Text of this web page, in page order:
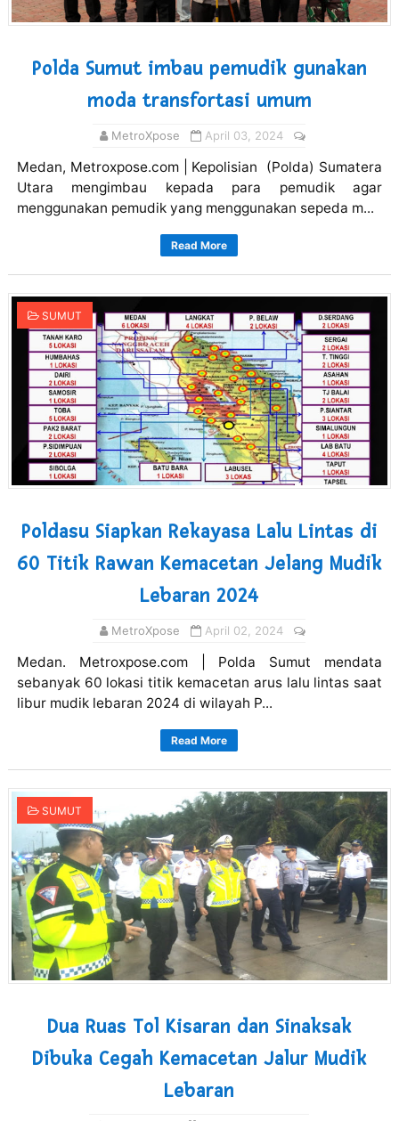
Polda Sumut imbau pemudik gunakan
moda transfortasi umum
MetroXpose April 03, 2024
Medan, Metroxpose.com | Kepolisian (Polda) Sumatera
Utara mengimbau kepada para pemudik agar
menggunakan pemudik yang menggunakan sepeda m...
Read More
SUMUT
Poldasu Siapkan Rekayasa Lalu Lintas di
60 Titik Rawan Kemacetan Jelang Mudik
Lebaran 2024
MetroXpose April 02, 2024
Medan. Metroxpose.com | Polda Sumut mendata
sebanyak 60 lokasi titik kemacetan arus lalu lintas saat
libur mudik lebaran 2024 di wilayah P...
Read More
SUMUT
Dua Ruas Tol Kisaran dan Sinaksak
Dibuka Cegah Kemacetan Jalur Mudik
Lebaran